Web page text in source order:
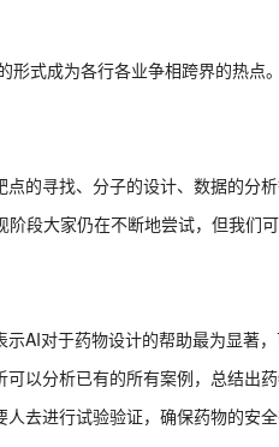
形式成为各行各业争相跨界的热
的寻找、分子的设计、数据的分
段大家仍在不断地尝试，但我们
AI对于药物设计的帮助最为显著
以分析已有的所有案例，总结出
去进行试验验证，确保药物的安全